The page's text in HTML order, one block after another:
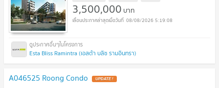
3,500,000 บาท
08/08/2026 5:19:08
Esta Bliss Ramintra (เอสต้า บลิซ รามอินทรา)
A046525 Roong Condo UPDATE !